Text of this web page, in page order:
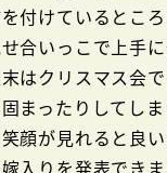
付けているとこ
合いっこで上手
はクリスマス会
まったりしてし
顔が見れると良
入りを発表でき